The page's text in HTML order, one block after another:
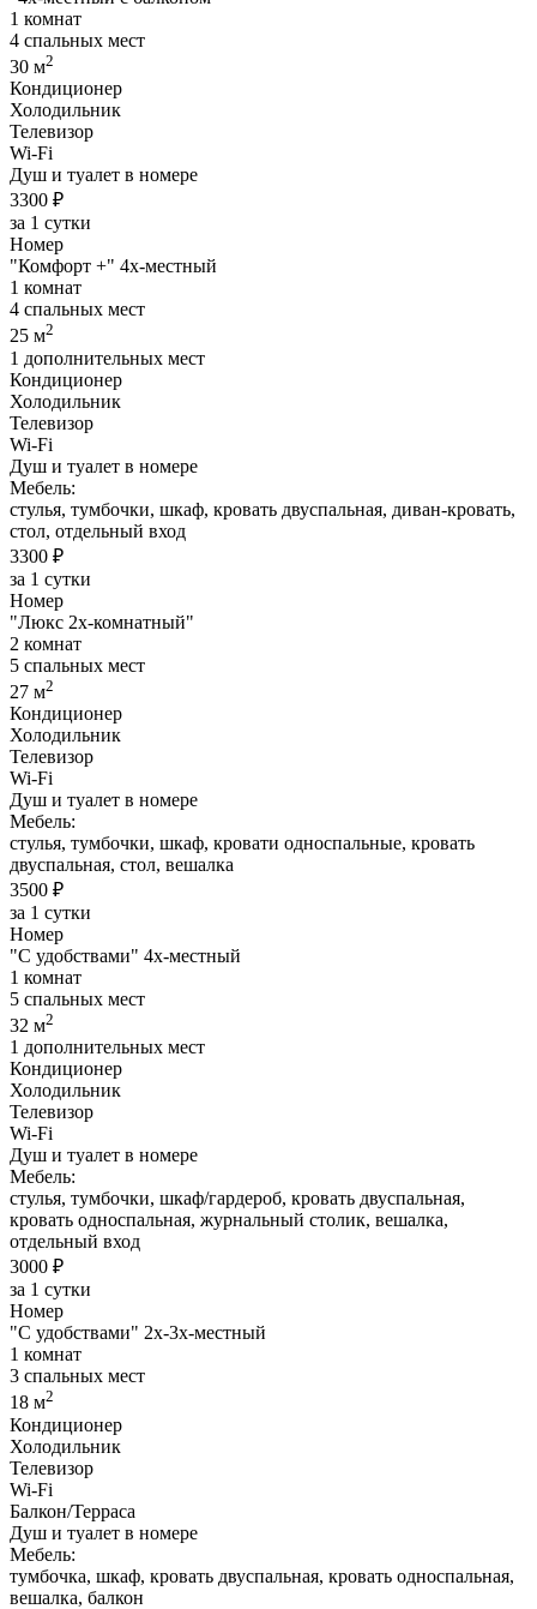
1 комнат
4 спальных мест
30 м2
Кондиционер
Холодильник
Телевизор
Wi-Fi
Душ и туалет в номере
3300 ₽
за 1 сутки
Номер
"Комфорт +" 4х-местный
1 комнат
4 спальных мест
25 м2
1 дополнительных мест
Кондиционер
Холодильник
Телевизор
Wi-Fi
Душ и туалет в номере
Мебель:
стулья, тумбочки, шкаф, кровать двуспальная, диван-кровать,
стол, отдельный вход
3300 ₽
за 1 сутки
Номер
"Люкс 2х-комнатный"
2 комнат
5 спальных мест
27 м2
Кондиционер
Холодильник
Телевизор
Wi-Fi
Душ и туалет в номере
Мебель:
стулья, тумбочки, шкаф, кровати односпальные, кровать
двуспальная, стол, вешалка
3500 ₽
за 1 сутки
Номер
"С удобствами" 4х-местный
1 комнат
5 спальных мест
32 м2
1 дополнительных мест
Кондиционер
Холодильник
Телевизор
Wi-Fi
Душ и туалет в номере
Мебель:
стулья, тумбочки, шкаф/гардероб, кровать двуспальная,
кровать односпальная, журнальный столик, вешалка,
отдельный вход
3000 ₽
за 1 сутки
Номер
"С удобствами" 2х-3х-местный
1 комнат
3 спальных мест
18 м2
Кондиционер
Холодильник
Телевизор
Wi-Fi
Балкон/Терраса
Душ и туалет в номере
Мебель:
тумбочка, шкаф, кровать двуспальная, кровать односпальная,
вешалка, балкон